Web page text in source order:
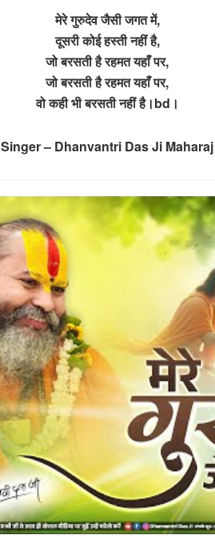
मेरे गुरुदेव जैसी जगत में,
दूसरी कोई हस्ती नहीं है,
जो बरसती है रहमत यहाँ पर,
जो बरसती है रहमत यहाँ पर,
वो कही भी बरसती नहीं है।bd।
Singer – Dhanvantri Das Ji Maharaj